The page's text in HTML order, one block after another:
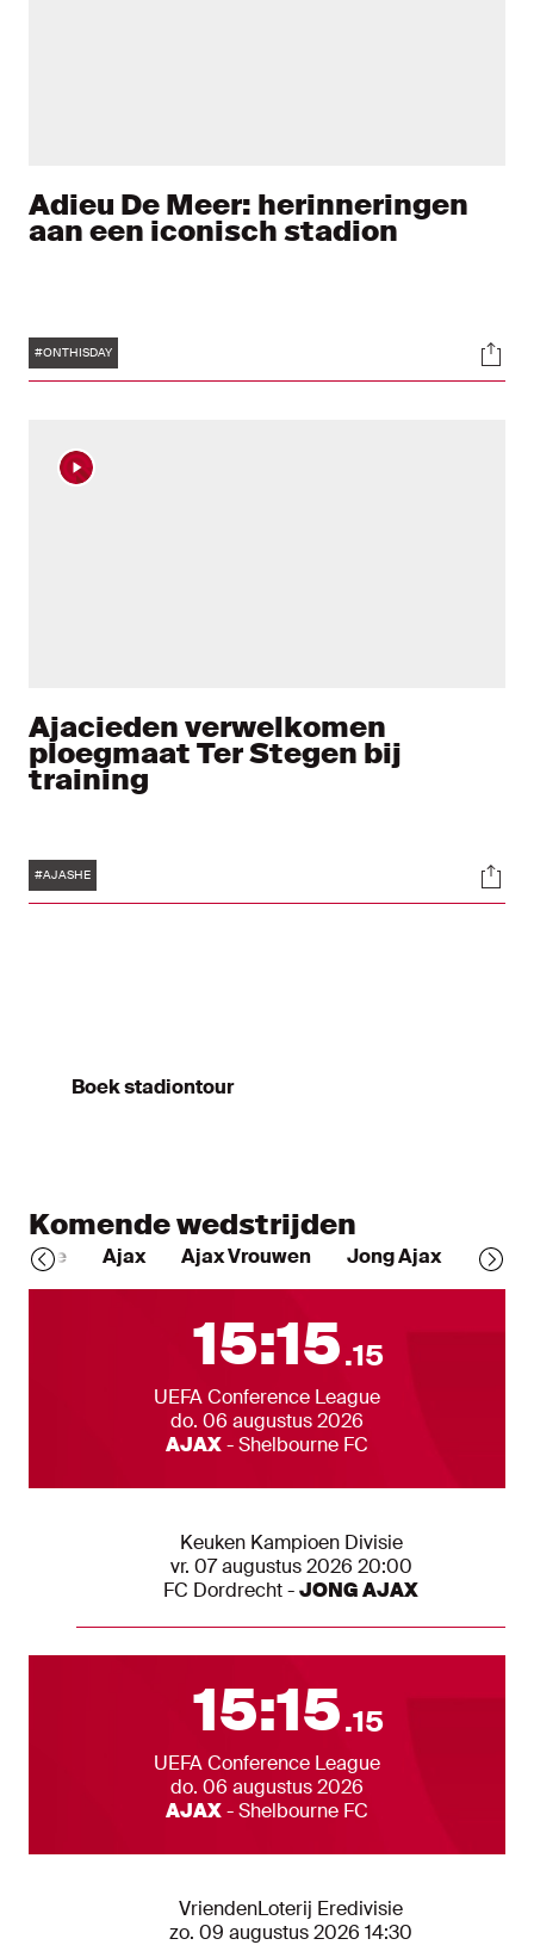
Adieu De Meer: herinneringen
aan een iconisch stadion
Tags
#ONTHISDAY
Ajacieden verwelkomen
ploegmaat Ter Stegen bij
training
Tags
#AJASHE
Boek stadiontour
Komende wedstrijden
Alle Ajax Ajax Vrouwen Jong Ajax
Alle wedstrijden
Eerst
15:15.15
Competitie
UEFA Conference League
Datum
do. 06 augustus 2026
Teams
AJAX-Shelbourne FC
Andere Ajax 1 wedstrijden
Competitie
Keuken Kampioen Divisie
Datum
vr. 07 augustus 2026 20:00
Teams
FC Dordrecht-JONG AJAX
Alle wedstrijden
Eerst
15:15.15
Competitie
UEFA Conference League
Datum
do. 06 augustus 2026
Teams
AJAX-Shelbourne FC
Andere Ajax 1 wedstrijden
Competitie
VriendenLoterij Eredivisie
Datum
zo. 09 augustus 2026 14:30